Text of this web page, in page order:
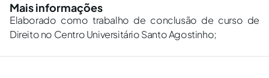
Mais informações
Elaborado como trabalho de conclusão de curso de
Direito no Centro Universitário Santo Agostinho;